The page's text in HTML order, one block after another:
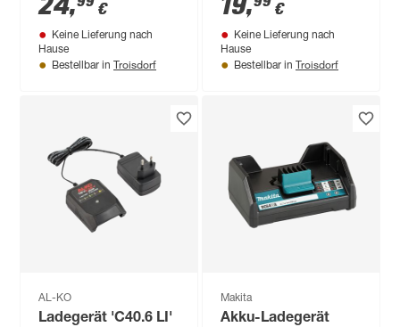
€
Keine Lieferung nach
Hause
Bestellbar in Troisdorf
€
Keine Lieferung nach
Hause
Bestellbar in Troisdorf
AL-KO
Ladegerät 'C40.6 LI'
Makita
Akku-Ladegerät